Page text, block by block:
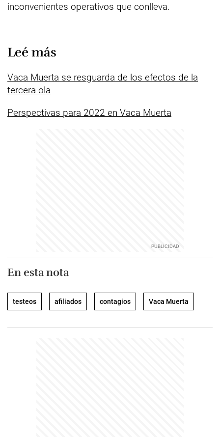
inconvenientes operativos que conlleva.
Leé más
Vaca Muerta se resguarda de los efectos de la
tercera ola
Perspectivas para 2022 en Vaca Muerta
En esta nota
testeos afiliados contagios Vaca Muerta